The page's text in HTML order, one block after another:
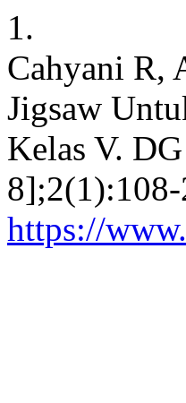
1.
Cahyani R,
Jigsaw
Kelas V.
https://